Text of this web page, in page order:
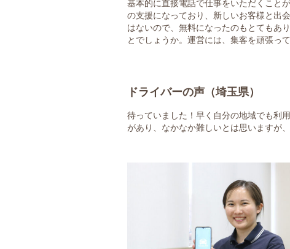
基本的に直接電話で仕事をいただくこと
の支援になっており、新しいお客様と出
はないので、無料になったのもとてもあ
とでしょうか。運営には、集客を頑張っ
ドライバーの声（埼玉県）
待っていました！早く自分の地域でも利
があり、なかなか難しいとは思いますが